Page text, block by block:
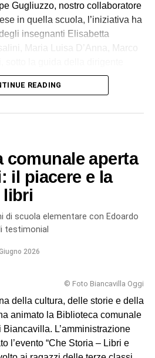
Gugliuzzo, nostro collaboratore
in quella scuola, l’iniziativa ha
insegnanti Elisabetta
Maria Luisa D’Anna, Marco
fin dalle sue prime parole.
della storia del padre – un
e la coerenza morale anche a
stessa vita – i piccoli alunni
mano uno dei capitoli più
recente.
Sangiorgio ha rappresentato
di educazione alla memoria e
di una storia familiare, i
ed emotivamente
emozioni
con grande vivacità,
READING
comunale aperta
il piacere e la
libri
di scuola elementare con Edoardo
testimonial
2026
© Foto Biancavilla Oggi
della cultura, delle storie e della
animato la Biblioteca comunale
Biancavilla. L’amministrazione
l’evento “Che Storia – Libri e